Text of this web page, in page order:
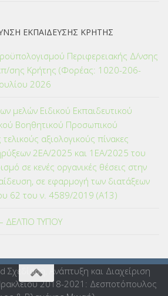
ΕΚΠΑΙΔΕΥΣΗΣ ΚΡΗΤΗΣ
Περιφερειακής Δ/νσης
σης Κρήτης (Φορέας: 1020-206-
2026
μελών Ειδικού Εκπαιδευτικού
Βοηθητικού Προσωπικού
αξιολογικούς πίνακες
2ΕΑ/2025 και 1ΕΑ/2025 του
σε κενές οργανικές θέσεις στην
σε εφαρμογή των διατάξεων
62 του ν. 4589/2019 (Α΄13)
ΔΕΛΤΙΟ ΤΥΠΟΥ
Ανάπτυξη και Διαχείριση
2018-2021: Δεσποτόπουλος